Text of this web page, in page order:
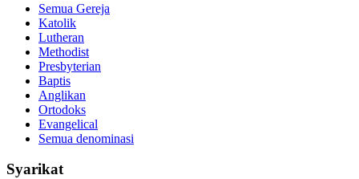
Semua Gereja
Katolik
Lutheran
Methodist
Presbyterian
Baptis
Anglikan
Ortodoks
Evangelical
Semua denominasi
Syarikat